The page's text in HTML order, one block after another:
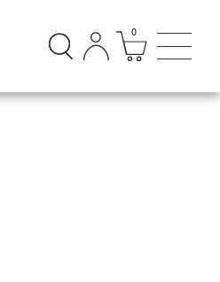
Suchdialog öffnen
Mini
0